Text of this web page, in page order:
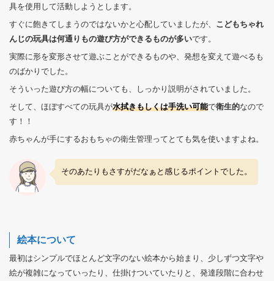
具を使用して活動しようとします。
すぐに飽きてしまうのではないかと心配していましたが、 こどもちゃれ
んじの玩具は何通りもの遊び方ができるものが多いです。
実際に形を変形させて遊ぶことができるものや、発想を変えて遊べるも
のばかりでした。
そういった遊び方の幅についても、しっかり説明がされていました。
そして、ほぼすべての玩具が水拭きもしくは手洗い可能で衛生的なので
す！！
赤ちゃんが手にするおもちゃの衛生管理ってとても気を使いますよね。
そのあたりもさすがだなぁと感じるポイントでした。
絵本について
最初はシンプルでほとんど文字のない絵本から始まり、少しずつ文字や
絵が複雑になっていったり、仕掛けついていたりと、発達段階に合わせ